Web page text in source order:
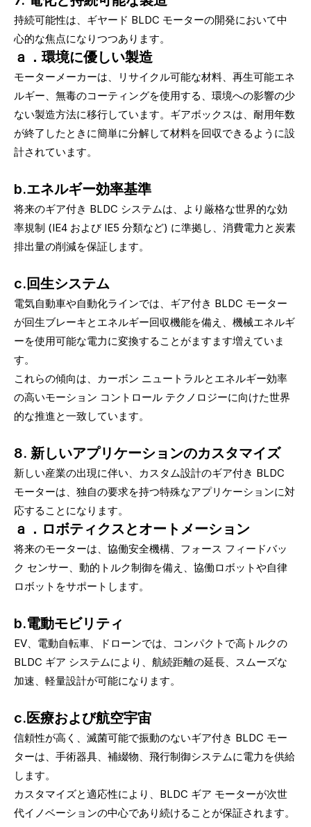
持続可能性は、ギヤード BLDC モーターの開発において中
心的な焦点になりつつあります。
ａ．環境に優しい製造
モーターメーカーは、リサイクル可能な材料、再生可能エネ
ルギー、無毒のコーティングを使用する、環境への影響の少
ない製造方法に移行しています。ギアボックスは、耐用年数
が終了したときに簡単に分解して材料を回収できるように設
計されています。
b.エネルギー効率基準
将来のギア付き BLDC システムは、より厳格な世界的な効
率規制 (IE4 および IE5 分類など) に準拠し、消費電力と炭素
排出量の削減を保証します。
c.回生システム
電気自動車や自動化ラインでは、ギア付き BLDC モーター
が回生ブレーキとエネルギー回収機能を備え、機械エネルギ
ーを使用可能な電力に変換することがますます増えていま
す。
これらの傾向は、カーボン ニュートラルとエネルギー効率
の高いモーション コントロール テクノロジーに向けた世界
的な推進と一致しています。
8. 新しいアプリケーションのカスタマイズ
新しい産業の出現に伴い、カスタム設計のギア付き BLDC
モーターは、独自の要求を持つ特殊なアプリケーションに対
応することになります。
ａ．ロボティクスとオートメーション
将来のモーターは、協働安全機構、フォース フィードバッ
ク センサー、動的トルク制御を備え、協働ロボットや自律
ロボットをサポートします。
b.電動モビリティ
EV、電動自転車、ドローンでは、コンパクトで高トルクの
BLDC ギア システムにより、航続距離の延長、スムーズな
加速、軽量設計が可能になります。
c.医療および航空宇宙
信頼性が高く、滅菌可能で振動のないギア付き BLDC モー
ターは、手術器具、補綴物、飛行制御システムに電力を供給
します。
カスタマイズと適応性により、BLDC ギア モーターが次世
代イノベーションの中心であり続けることが保証されます。